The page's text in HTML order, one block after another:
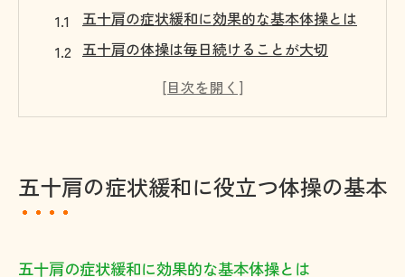
五十肩の症状緩和に効果的な基本体操とは
五十肩の体操は毎日続けることが大切
五十肩の改善を目指すストレッチ法の選び
五十肩の回復を早める体操タイミングの工
五十肩の症状緩和に役立つ体操の基本
五十肩の症状緩和に効果的な基本体操とは